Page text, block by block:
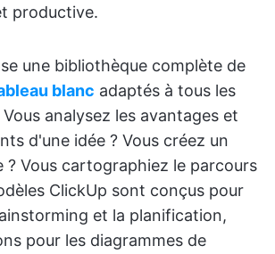
productive.
une bibliothèque complète de
blanc adaptés à tous les
analysez les avantages et
d'une idée ? Vous créez un
? Vous cartographiez le parcours
ClickUp sont conçus pour
et la planification,
pour les diagrammes de